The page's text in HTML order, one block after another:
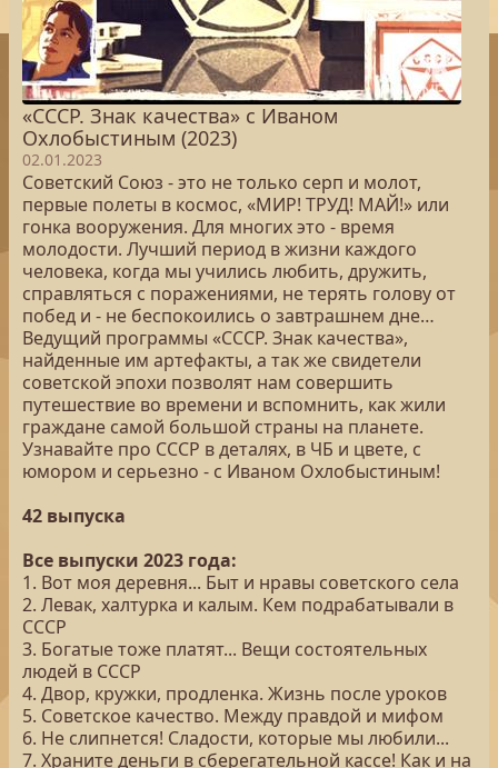
«СССР. Знак качества» с Иваном
Охлобыстиным (2023)
02.01.2023
Советский Союз - это не только серп и молот,
первые полеты в космос, «МИР! ТРУД! МАЙ!» или
гонка вооружения. Для многих это - время
молодости. Лучший период в жизни каждого
человека, когда мы учились любить, дружить,
справляться с поражениями, не терять голову от
побед и - не беспокоились о завтрашнем дне…
Ведущий программы «СССР. Знак качества»,
найденные им артефакты, а так же свидетели
советской эпохи позволят нам совершить
путешествие во времени и вспомнить, как жили
граждане самой большой страны на планете.
Узнавайте про СССР в деталях, в ЧБ и цвете, с
юмором и серьезно - с Иваном Охлобыстиным!
42 выпуска
Все выпуски 2023 года:
1. Вот моя деревня... Быт и нравы советского села
2. Левак, халтурка и калым. Кем подрабатывали в
СССР
3. Богатые тоже платят... Вещи состоятельных
людей в СССР
4. Двор, кружки, продленка. Жизнь после уроков
5. Советское качество. Между правдой и мифом
6. Не слипнется! Сладости, которые мы любили...
7. Храните деньги в сберегательной кассе! Как и на